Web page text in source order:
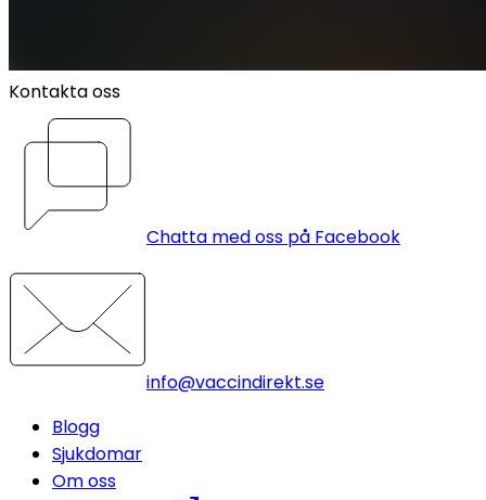
Kontakta oss
Chatta med oss på Facebook
info@vaccindirekt.se
Blogg
Sjukdomar
Om oss